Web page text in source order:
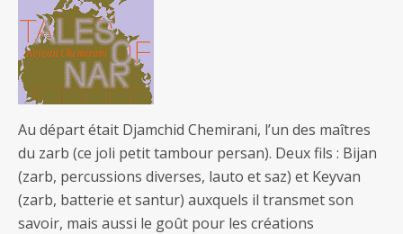
Au départ était Djamchid Chemirani, l’un des maîtres
du zarb (ce joli petit tambour persan). Deux fils : Bijan
(zarb, percussions diverses, lauto et saz) et Keyvan
(zarb, batterie et santur) auxquels il transmet son
savoir, mais aussi le goût pour les créations